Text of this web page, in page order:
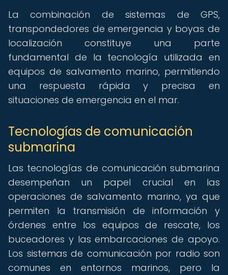
La combinación de sistemas de GPS,
transpondedores de emergencia y boyas de
localización constituye una parte
fundamental de la tecnología utilizada en
equipos de salvamento marino, permitiendo
una respuesta rápida y precisa en
situaciones de emergencia en el mar.
Tecnologías de comunicación
submarina
Las tecnologías de comunicación submarina
desempeñan un papel crucial en las
operaciones de salvamento marino, ya que
permiten la transmisión de información y
órdenes entre los equipos de rescate, los
buceadores y las embarcaciones de apoyo.
Los sistemas de comunicación por radio son
comunes en entornos marinos, pero la